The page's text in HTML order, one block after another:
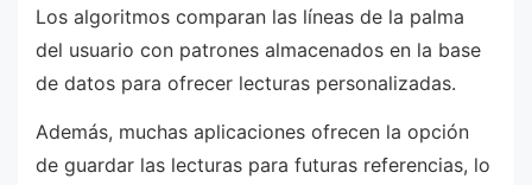
Los algoritmos comparan las líneas de la palma
del usuario con patrones almacenados en la base
de datos para ofrecer lecturas personalizadas.
Además, muchas aplicaciones ofrecen la opción
de guardar las lecturas para futuras referencias, lo